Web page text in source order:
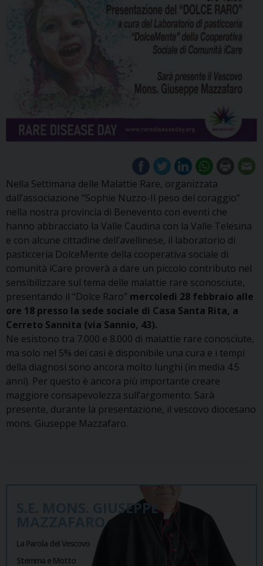
Nella Settimana delle Malattie Rare, organizzata
dall’associazione “Sophie Nuzzo-Il peso del coraggio”
nella nostra provincia di Benevento con eventi che
hanno abbracciato la Valle Caudina con la Valle Telesina
e con alcune cittadine dell’avellinese, il laboratorio di
pasticceria DolceMente della cooperativa sociale di
comunità iCare proverà a dare un piccolo contributo nel
sensibilizzare sul tema delle malattie rare sconosciute,
presentando il “Dolce Raro” mercoledì 28 febbraio alle
ore 18 presso la sede sociale di Casa Santa Rita, a
Cerreto Sannita (via Sannio, 43).
Ne esistono tra 7.000 e 8.000 di malattie rare conosciute,
ma solo nel 5% dei casi è disponibile una cura e i tempi
della diagnosi sono ancora molto lunghi (in media 4.5
anni). Per questo è ancora più importante creare
maggiore consapevolezza sull’argomento. Sarà
presente, durante la presentazione, il vescovo diocesano
mons. Giuseppe Mazzafaro.
S.E. MONS. GIUSEPPE
MAZZAFARO
La Parola del Vescovo
Stemma e Motto